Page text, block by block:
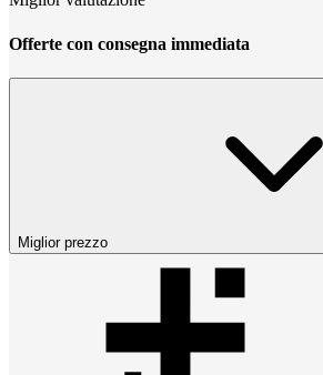
Offerte con consegna immediata
Miglior prezzo